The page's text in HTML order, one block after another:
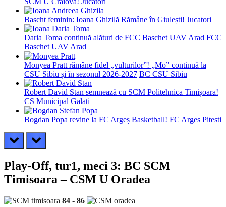
Bascht feminin: Ioana Ghizilă Rămâne în Giulești! Jucatori
Daria Toma continuă alături de FCC Baschet UAV Arad FCC
Baschet UAV Arad
Monyea Pratt rămâne fidel „vulturilor”! „Mo” continuă la
CSU Sibiu și în sezonul 2026-2027 BC CSU Sibiu
Robert David Stan semnează cu SCM Politehnica Timișoara!
CS Municipal Galati
Bogdan Popa revine la FC Argeș Basketball! FC Arges Pitesti
prev next
Play-Off, tur1, meci 3: BC SCM
Timisoara – CSM U Oradea
84 - 86